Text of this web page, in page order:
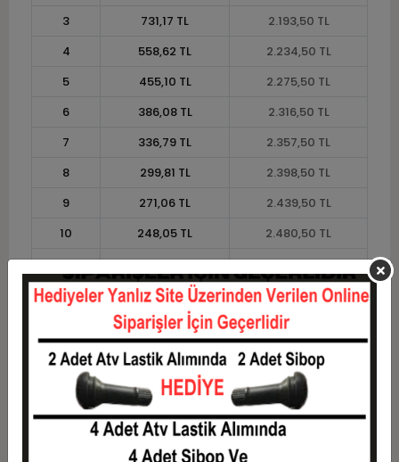
3
731,17 TL
2.193,50 TL
4
558,62 TL
2.234,50 TL
5
455,10 TL
2.275,50 TL
6
386,08 TL
2.316,50 TL
7
336,79 TL
2.357,50 TL
8
299,81 TL
2.398,50 TL
9
271,06 TL
2.439,50 TL
10
248,05 TL
2.480,50 TL
11
227,36 TL
2.501,00 TL
12
211,83 TL 2.542,00 TL
Taksit Taksit Tutarı
Toplam Tutar
1
2.050,00 TL
2.050,00 TL
1.025,00 TL
2.050,00 TL